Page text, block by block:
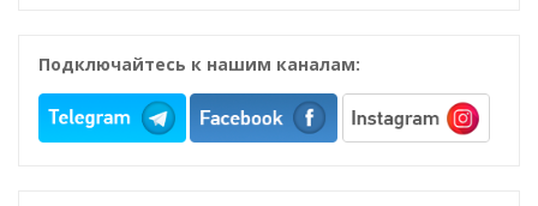
Подключайтесь к нашим каналам: